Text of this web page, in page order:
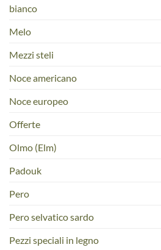
bianco
Melo
Mezzi steli
Noce americano
Noce europeo
Offerte
Olmo (Elm)
Padouk
Pero
Pero selvatico sardo
Pezzi speciali in legno